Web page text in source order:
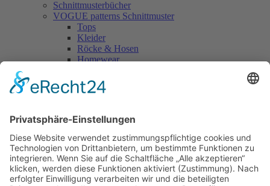
Schnittmusterbücher
VOGUE patterns Schnittmuster
Tops
Kleider
Röcke & Hosen
Homewear
Vogue Vintage
Herren
Accessoires
Einzelschnittmuster Burda
Tops
Kleider
Röcke & Hosen
Homewear
Jacken & Mäntel